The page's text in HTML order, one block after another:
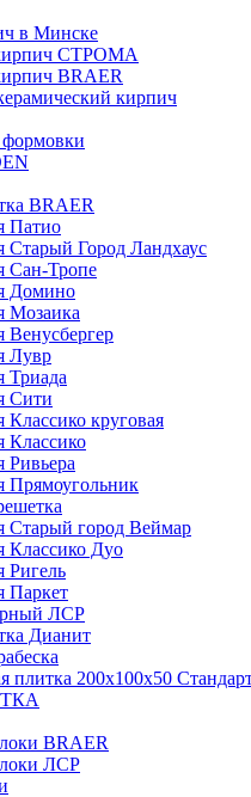
в Минске
СТРОМА
BRAER
кирпич
BRAER
Патио
Старый Город Ландхаус
Сан-Тропе
Домино
Мозаика
Венусбергер
Лувр
Триада
Сити
Классико круговая
Классико
Ривьера
Прямоугольник
Старый город Веймар
Классико Дуо
Ригель
Паркет
ЛСР
Дианит
плитка 200х100х50
BRAER
ЛСР